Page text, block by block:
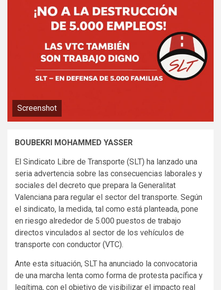
Screenshot
BOUBEKRI MOHAMMED YASSER
El Sindicato Libre de Transporte (SLT) ha lanzado una
seria advertencia sobre las consecuencias laborales y
sociales del decreto que prepara la Generalitat
Valenciana para regular el sector del transporte. Según
el sindicato, la medida, tal como está planteada, pone
en riesgo alrededor de 5.000 puestos de trabajo
directos vinculados al sector de los vehículos de
transporte con conductor (VTC).
Ante esta situación, SLT ha anunciado la convocatoria
de una marcha lenta como forma de protesta pacífica y
legítima, con el objetivo de visibilizar el impacto real